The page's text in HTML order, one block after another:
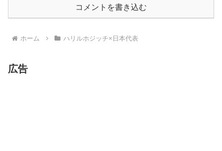
コメントを書き込む
ホーム ハリルホジッチ×日本代表
広告